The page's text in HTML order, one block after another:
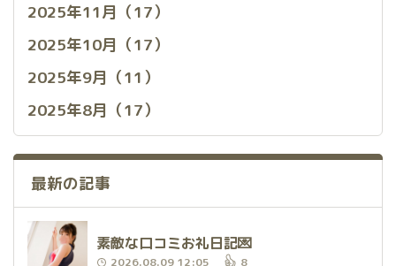
2025年11月（17）
2025年10月（17）
2025年9月（11）
2025年8月（17）
最新の記事
素敵な口コミお礼日記💌
2026.08.09 12:05 8